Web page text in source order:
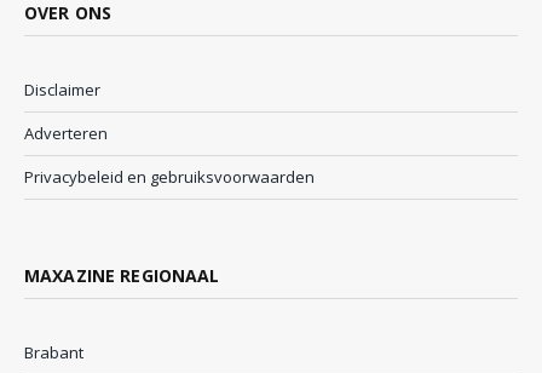
OVER ONS
Disclaimer
Adverteren
Privacybeleid en gebruiksvoorwaarden
MAXAZINE REGIONAAL
Brabant